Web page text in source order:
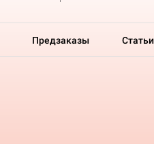
Предзаказы Статьи